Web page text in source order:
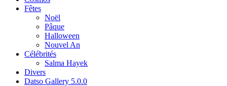
Fêtes
Noël
Pâque
Halloween
Nouvel An
Célébrités
Salma Hayek
Divers
Datso Gallery 5.0.0